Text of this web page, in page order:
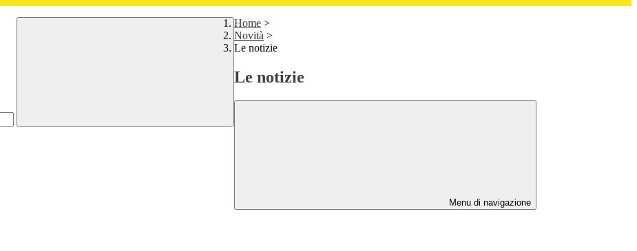
Home >
Novità >
Le notizie
Le notizie
Menu di navigazione